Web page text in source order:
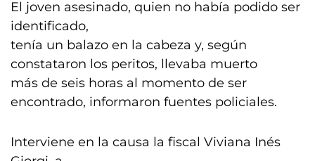
El joven asesinado, quien no había podido ser
identificado,
tenía un balazo en la cabeza y, según
constataron los peritos, llevaba muerto
más de seis horas al momento de ser
encontrado, informaron fuentes policiales.
Interviene en la causa la fiscal Viviana Inés